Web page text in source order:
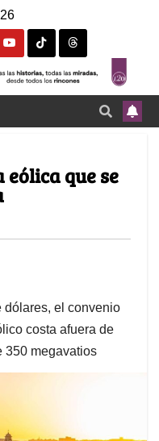
que se
dólares, el convenio
costa afuera de
350 megavatios